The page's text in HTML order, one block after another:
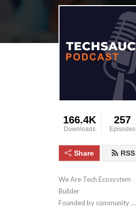
166.4K
Downloads
257
Episodes
Share RSS
We Are Tech Ecosystem
Builder
Founded by community